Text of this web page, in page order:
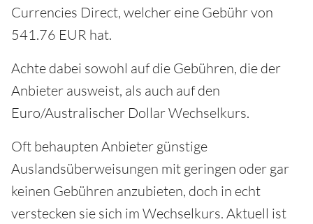
Currencies Direct, welcher eine Gebühr von
541.76 EUR hat.
Achte dabei sowohl auf die Gebühren, die der
Anbieter ausweist, als auch auf den
Euro/Australischer Dollar Wechselkurs.
Oft behaupten Anbieter günstige
Auslandsüberweisungen mit geringen oder gar
keinen Gebühren anzubieten, doch in echt
verstecken sie sich im Wechselkurs. Aktuell ist